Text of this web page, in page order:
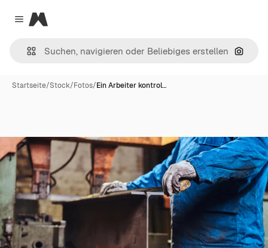
Close menu
Magnific
Nach
Startseite/Stock/Fotos/Ein Arbeiter kontrol…